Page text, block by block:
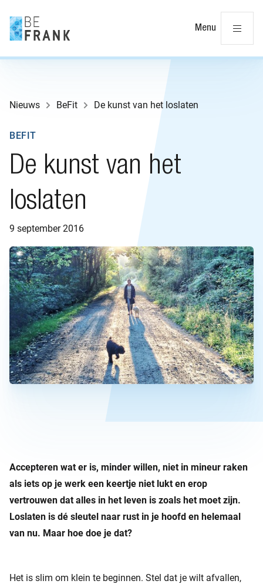
Menu
Nieuws BeFit De kunst van het loslaten
De kunst van het
loslaten
9 september 2016
BEFIT
Accepteren wat er is, minder willen, niet in mineur raken
als iets op je werk een keertje niet lukt en erop
vertrouwen dat alles in het leven is zoals het moet zijn.
Loslaten is dé sleutel naar rust in je hoofd en helemaal
van nu. Maar hoe doe je dat?
Het is slim om klein te beginnen. Stel dat je wilt afvallen,